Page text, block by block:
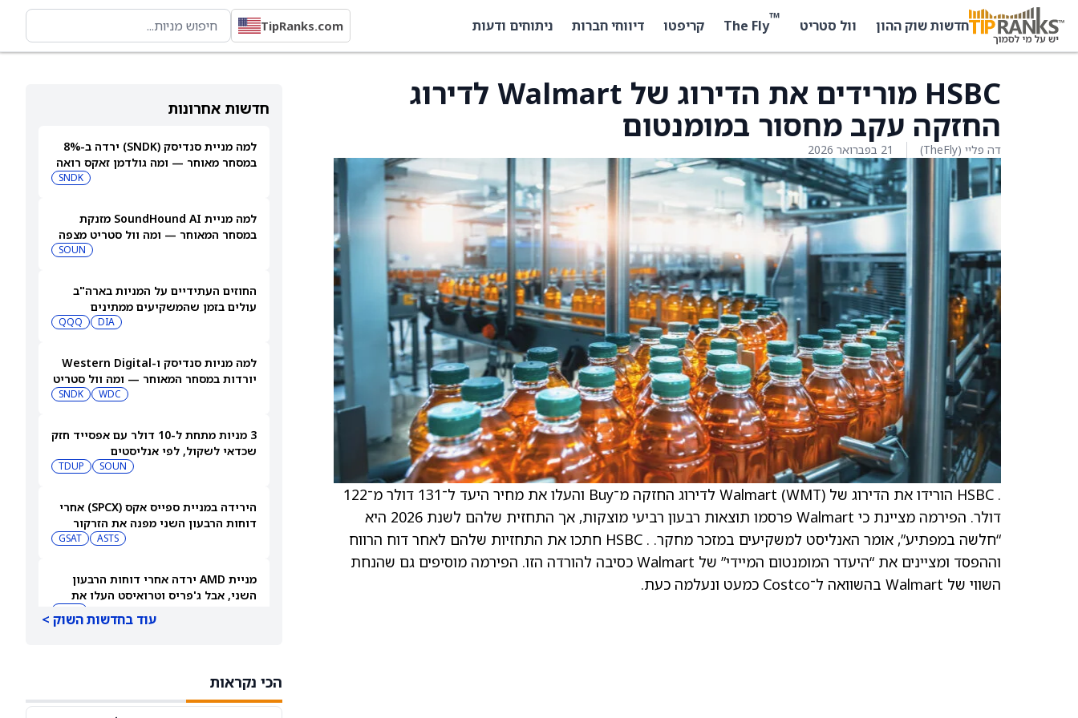
חדשות שוק ההון וול סטריט ™
The Fly קריפטו דיווחי חברות ניתוחים ודעות TipRanks.com
חדשות אחרונות
למה מניית סנדיסק (SNDK) ירדה ב-8%
במסחר מאוחר — ומה גולדמן זאקס רואה
SNDK
למה מניית SoundHound AI מזנקת
במסחר המאוחר — ומה וול סטריט מצפה
SOUN
החוזים העתידיים על המניות בארה"ב
עולים בזמן שהמשקיעים ממתינים
DIA
QQQ
למה מניות סנדיסק ו-Western Digital
יורדות במסחר המאוחר — ומה וול סטריט
WDC
SNDK
3 מניות מתחת ל-10 דולר עם אפסייד חזק
שכדאי לשקול, לפי אנליסטים
SOUN
TDUP
הירידה במניית ספייס אקס (SPCX) אחרי
דוחות הרבעון השני מפנה את הזרקור
לקרנות סל חלל עם חשיפה גבוהה
ASTS
GSAT
מניית AMD ירדה אחרי דוחות הרבעון
השני, אבל ג'פריס וטרואיסט העלו את
עוד בחדשות השוק >
הכי נקראות
HSBC מורידים את הדירוג של Walmart לדירוג
החזקה עקב מחסור במומנטום
דה פליי (TheFly) 21 בפברואר 2026
. HSBC הורידו את הדירוג של Walmart (WMT) לדירוג החזקה מ־Buy והעלו את מחיר היעד ל־131 דולר מ־122
דולר. הפירמה מציינת כי Walmart פרסמו תוצאות רבעון רביעי מוצקות, אך התחזית שלהם לשנת 2026 היא
“חלשה במפתיע”, אומר האנליסט למשקיעים במזכר מחקר. . HSBC חתכו את התחזיות שלהם לאחר דוח הרווח
וההפסד ומציינים את “היעדר המומנטום המיידי” של Walmart כסיבה להורדה הזו. הפירמה מוסיפים גם שהנחת
השווי של Walmart בהשוואה ל־Costco כמעט ונעלמה כעת.